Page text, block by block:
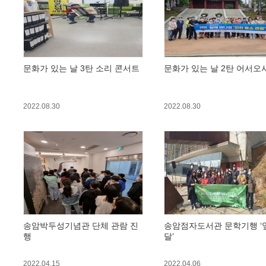
문화가 있는 날 3탄 소리 콘서트
2022.08.30
문화가 있는 날 2탄 어서오
2022.08.30
송암박두성기념관 단체 관람 진
행
2022.04.15
송암점자도서관 문학기행 ‘
달’
2022.04.06